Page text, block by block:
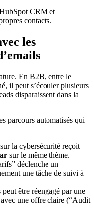
CRM et
contacts.
les
En B2B, entre le
il peut s’écouler plusieurs
disparaissent dans la
parcours automatisés qui
sur la cybersécurité reçoit
sur le même thème.
déclenche un
une tâche de suivi à
être réengagé par une
une offre claire (“Audit